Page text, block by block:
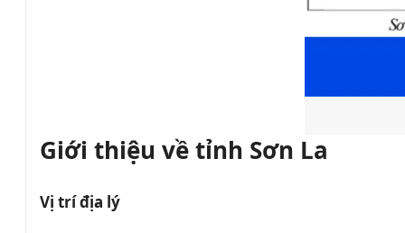
Giới thiệu về tỉnh Sơn La
Vị trí địa lý